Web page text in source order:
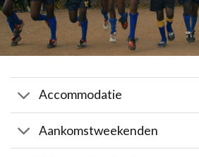
Accommodatie
Aankomstweekenden